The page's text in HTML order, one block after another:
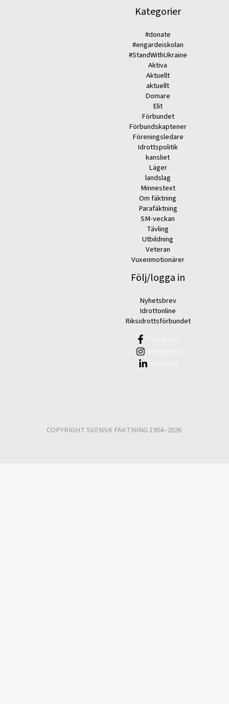
Kategorier
#donate
#engardeiskolan
#StandWithUkraine
Aktiva
Aktuellt
aktuellt
Domare
Elit
Förbundet
Förbundskaptener
Föreningsledare
Idrottspolitik
kansliet
Läger
landslag
Minnestext
Om fäktning
Parafäktning
SM-veckan
Tävling
Utbildning
Veteran
Vuxenmotionärer
Följ/logga in
Nyhetsbrev
Idrottonline
Riksidrottsförbundet
COPYRIGHT SVENSK FÄKTNING 1904–2026